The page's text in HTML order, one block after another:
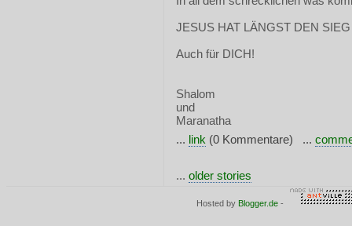
JESUS HAT LÄNGST DEN
Auch für DICH!
Shalom
und
Maranatha
... link (0 Kommentare) ...
... older stories
Hosted by Blogger.de -